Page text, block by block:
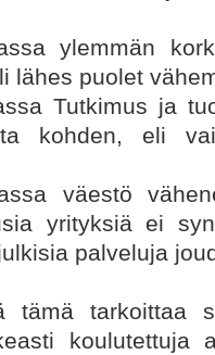
ylemmän
lähes puolet
Tutkimus ja
kohden, eli
väestö
yrityksiä ei
palveluja
tämä tarkoittaa
koulutettuja